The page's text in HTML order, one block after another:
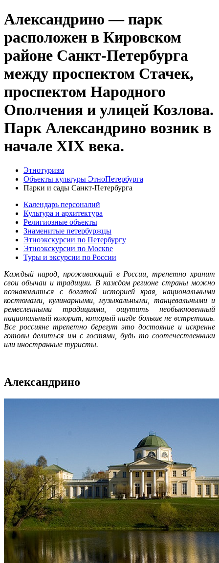
Александрино — парк
расположен в Кировском
районе Санкт-Петербурга
между проспектом Стачек,
проспектом Народного
Ополчения и улицей Козлова.
Парк Александрино возник в
начале XIX века.
Этнотуризм
Объекты культуры ЭтноПетербурга
Парки и сады Санкт-Петербурга
Календарь персоналий
Культура и архитектура
Религиозные объекты
Знаменитые петербуржцы
Этноэкскурсии по Петербургу
Этноэкскурсии по Москве
Туры и эксурсии по России
Каждый народ, проживающий в России, трепетно хранит
свои обычаи и традиции. В каждом регионе страны можно
познакомиться с богатой историей края, национальными
костюмами, кулинарными, музыкальными, танцевальными и
ремесленными традициями, ощутить необыкновенный
национальный колорит, который нигде больше не встретишь.
Все россияне трепетно берегут это достояние и искренне
готовы делиться им с гостями, будь то соотечественники
или иностранные туристы.
Александрино